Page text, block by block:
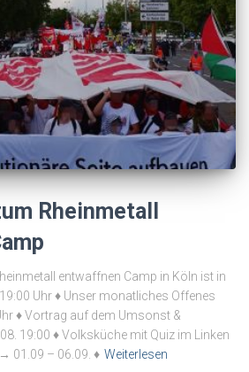
Rheinmetall
entwaffnen Camp in Köln ist in
Uhr ♦ Unser monatliches Offenes
♦ Vortrag auf dem Umsonst &
19:00 ♦ Volksküche mit Quiz im Linken
01.09 – 06.09. ♦ Weiterlesen